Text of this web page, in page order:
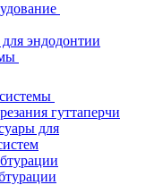
эндодонтии
гуттаперчи
для